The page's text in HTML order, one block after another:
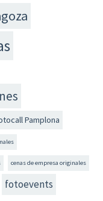
Pamplona
cenas de empresa originales
fotoevents